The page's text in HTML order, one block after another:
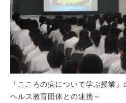
「こころの病について学ぶ授業
ヘルス教育団体との連携～